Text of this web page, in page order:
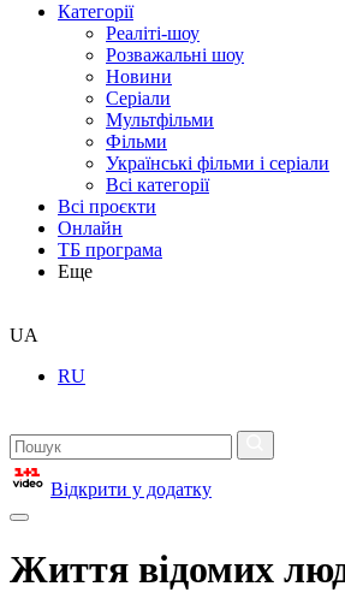
Категорії
Реаліті-шоу
Розважальні шоу
Новини
Серіали
Мультфільми
Фільми
Українські фільми і серіали
Всі категорії
Всі проєкти
Онлайн
ТБ програма
Еще
UA
RU
Відкрити у додатку
Життя відомих